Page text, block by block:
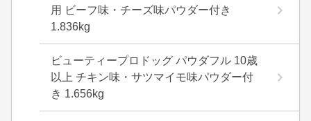
用 ビーフ味・チーズ味パウダー付き
1.836kg
ビューティープロドッグ パウダフル 10歳
以上 チキン味・サツマイモ味パウダー付
き 1.656kg